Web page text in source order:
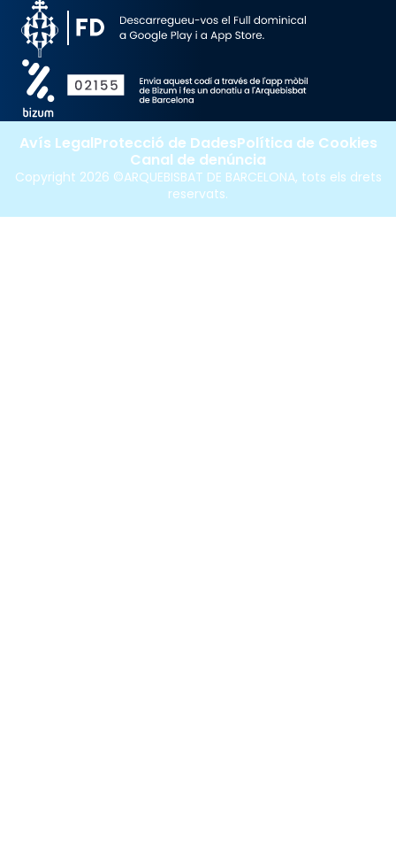
Copyright 2026 ©ARQUEBISBAT DE BARCELONA, tots els drets
reservats.
Avís LegalProtecció de DadesPolítica de Cookies
Canal de denúncia